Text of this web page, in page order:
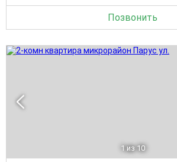
Позвонить
1 из 10